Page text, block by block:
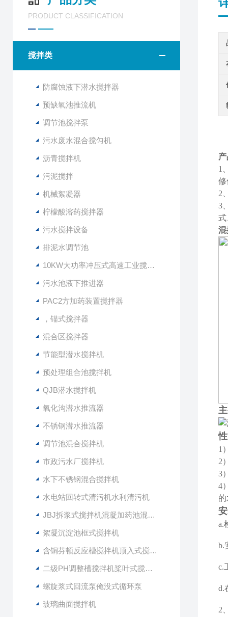
PRODUCT CLASSIFICATION
搅拌类
防腐蚀液下潜水搅拌器
预缺氧池推流机
调节池搅拌泵
污水废水混合搅匀机
沥青搅拌机
污泥搅拌
机械絮凝器
柠檬酸溶药搅拌器
污水搅拌设备
排泥水调节池
10KW大功率冲压式高速工业搅拌设备
污水池液下推进器
PAC2方加药装置搅拌器
，锚式搅拌器
混合区搅拌器
节能型潜水搅拌机
预处理组合池搅拌机
QJB潜水搅拌机
氧化沟潜水推流器
不锈钢潜水推流器
调节池混合搅拌机
市政污水厂搅拌机
水下不锈钢混合搅拌机
水电站回转式清污机水利清污机
JBJ拆浆式搅拌机混凝加药池混合型搅拌器
絮凝沉淀池框式搅拌机
含铜芬顿反应槽搅拌机顶入式搅拌器
二级PH调整槽搅拌机桨叶式搅拌器
螺旋浆式回流泵俺没式循环泵
玻璃曲面搅拌机
1
修
2
3
式
混
1
2
3
4
a.
b.
c.
d.
2